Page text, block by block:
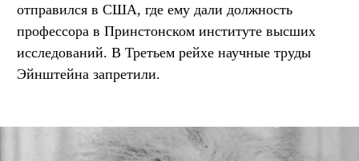
отправился в США, где ему дали должность
профессора в Принстонском институте высших
исследований. В Третьем рейхе научные труды
Эйнштейна запретили.